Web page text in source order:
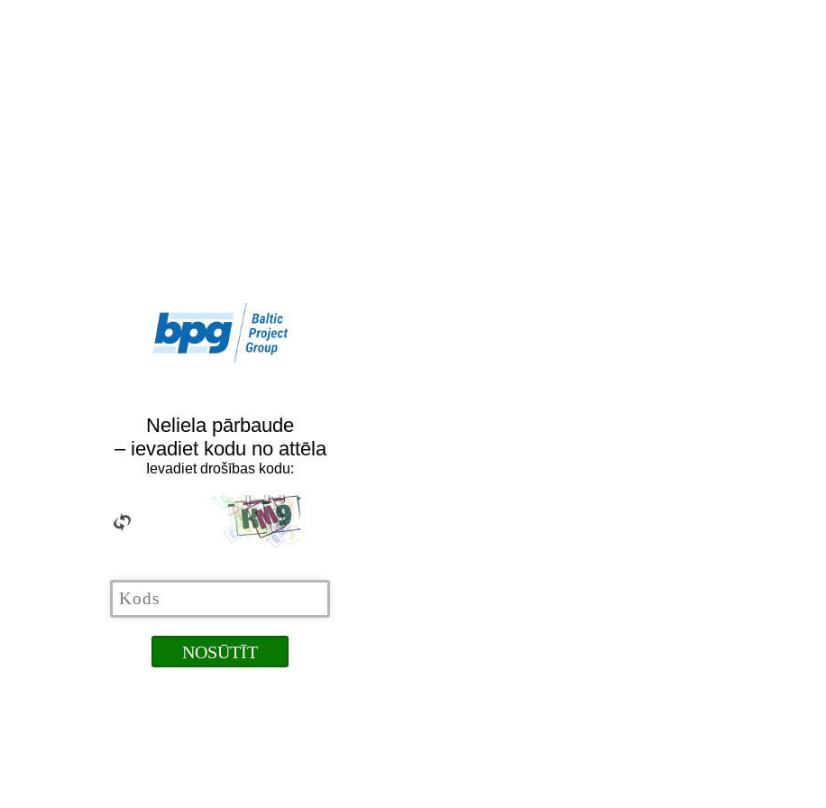
Neliela pārbaude
– ievadiet kodu no attēla
Ievadiet drošības kodu: